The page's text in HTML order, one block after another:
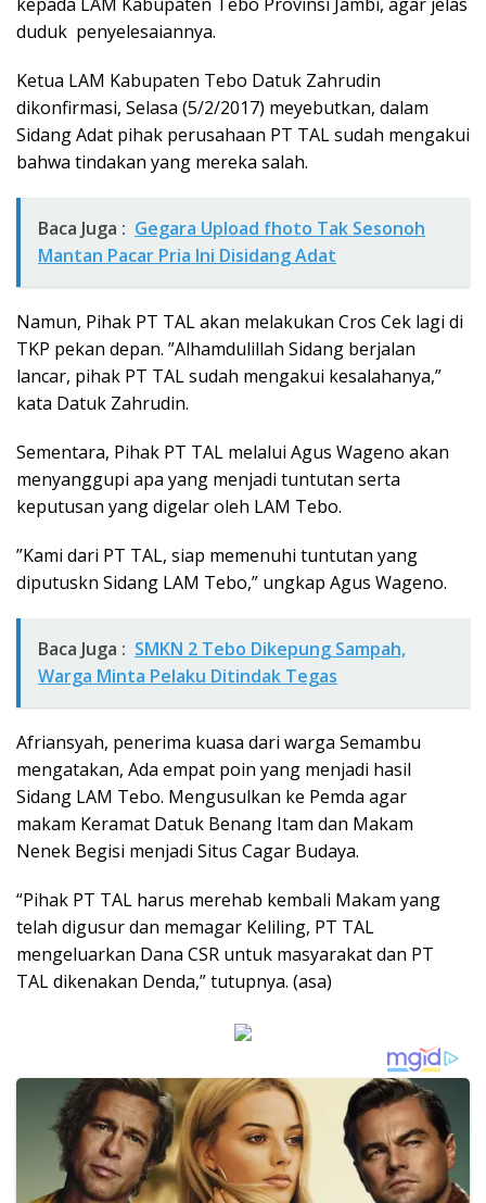
duduk penyelesaiannya.
Ketua LAM Kabupaten Tebo Datuk Zahrudin
dikonfirmasi, Selasa (5/2/2017) meyebutkan, dalam
Sidang Adat pihak perusahaan PT TAL sudah mengakui
bahwa tindakan yang mereka salah.
Baca Juga : Gegara Upload fhoto Tak Sesonoh
Mantan Pacar Pria Ini Disidang Adat
Namun, Pihak PT TAL akan melakukan Cros Cek lagi di
TKP pekan depan. ”Alhamdulillah Sidang berjalan
lancar, pihak PT TAL sudah mengakui kesalahanya,”
kata Datuk Zahrudin.
Sementara, Pihak PT TAL melalui Agus Wageno akan
menyanggupi apa yang menjadi tuntutan serta
keputusan yang digelar oleh LAM Tebo.
”Kami dari PT TAL, siap memenuhi tuntutan yang
diputuskn Sidang LAM Tebo,” ungkap Agus Wageno.
Baca Juga : SMKN 2 Tebo Dikepung Sampah,
Warga Minta Pelaku Ditindak Tegas
Afriansyah, penerima kuasa dari warga Semambu
mengatakan, Ada empat poin yang menjadi hasil
Sidang LAM Tebo. Mengusulkan ke Pemda agar
makam Keramat Datuk Benang Itam dan Makam
Nenek Begisi menjadi Situs Cagar Budaya.
“Pihak PT TAL harus merehab kembali Makam yang
telah digusur dan memagar Keliling, PT TAL
mengeluarkan Dana CSR untuk masyarakat dan PT
TAL dikenakan Denda,” tutupnya. (asa)